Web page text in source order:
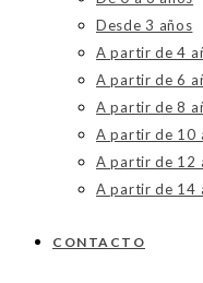
Desde 3 años
A partir de 4
A partir de 6
A partir de 8
A partir de 10
A partir de 12
A partir de 14
CONTACTO